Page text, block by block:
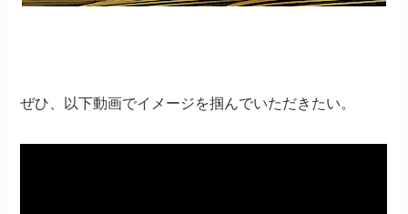
ぜひ、以下動画でイメージを掴んでいただきたい。